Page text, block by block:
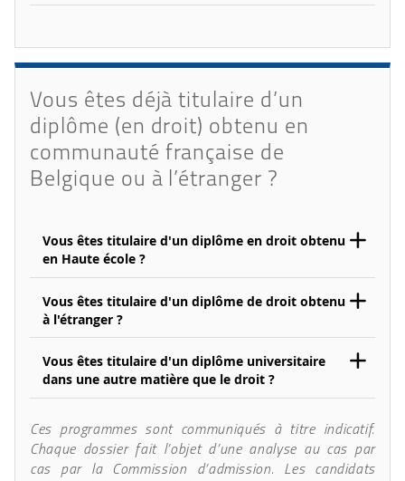
Vous êtes déjà titulaire d’un
diplôme (en droit) obtenu en
communauté française de
Belgique ou à l’étranger ?
Vous êtes titulaire d'un diplôme en droit obtenu
en Haute école ?
Vous êtes titulaire d'un diplôme de droit obtenu
à l'étranger ?
Vous êtes titulaire d'un diplôme universitaire
dans une autre matière que le droit ?
Ces programmes sont communiqués à titre indicatif.
Chaque dossier fait l’objet d’une analyse au cas par
cas par la Commission d’admission. Les candidats